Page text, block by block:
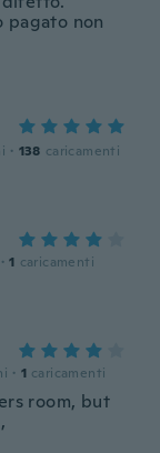
pagato non
· 138 caricamenti
· 1 caricamenti
· 1 caricamenti
room, but